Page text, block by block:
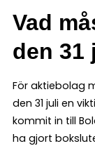
Vad
den 31
För aktiebolag
den 31 juli en
kommit in till
ha gjort